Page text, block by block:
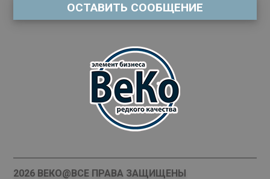
ОСТАВИТЬ СООБЩЕНИЕ
2026 ВЕКО@ВСЕ ПРАВА ЗАЩИЩЕНЫ